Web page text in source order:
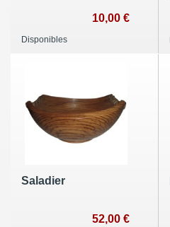
10,00 €
Disponibles
Saladier
52,00 €